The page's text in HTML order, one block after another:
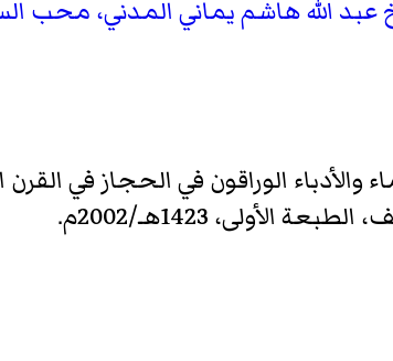
عبد الله هاشم يماني المدني، محب
والأدباء الوراقون في الحجاز في
الأولى، 1423هـ/2002م.